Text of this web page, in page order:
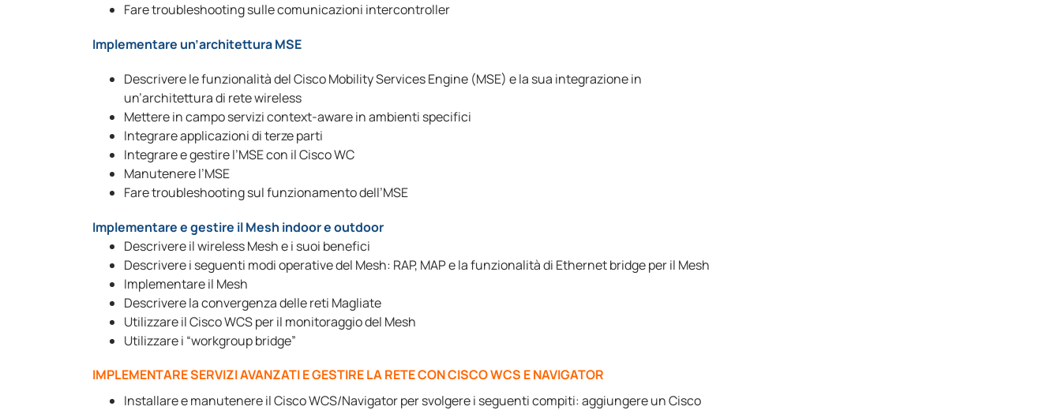
Fare troubleshooting sulle comunicazioni intercontroller
Implementare un’architettura MSE
Descrivere le funzionalità del Cisco Mobility Services Engine (MSE) e la sua integrazione in
un’architettura di rete wireless
Mettere in campo servizi context-aware in ambienti specifici
Integrare applicazioni di terze parti
Integrare e gestire l’MSE con il Cisco WC
Manutenere l’MSE
Fare troubleshooting sul funzionamento dell’MSE
Implementare e gestire il Mesh indoor e outdoor
Descrivere il wireless Mesh e i suoi benefici
Descrivere i seguenti modi operative del Mesh: RAP, MAP e la funzionalità di Ethernet bridge per il Mesh
Implementare il Mesh
Descrivere la convergenza delle reti Magliate
Utilizzare il Cisco WCS per il monitoraggio del Mesh
Utilizzare i “workgroup bridge”
IMPLEMENTARE SERVIZI AVANZATI E GESTIRE LA RETE CON CISCO WCS E NAVIGATOR
Installare e manutenere il Cisco WCS/Navigator per svolgere i seguenti compiti: aggiungere un Cisco